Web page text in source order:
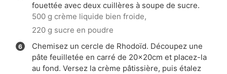
fouettée avec deux cuillères à soupe de sucre.
500 g crème liquide bien froide,
220 g sucre en poudre
Chemisez un cercle de Rhodoïd. Découpez une
pâte feuilletée en carré de 20x20cm et placez-la
au fond. Versez la crème pâtissière, puis étalez